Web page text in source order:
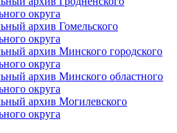
округа
архив Гомельского
округа
архив Минского городского
округа
архив Минского областного
округа
архив Могилевского
округа